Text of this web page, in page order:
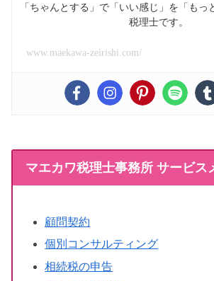
「ちゃんとする」で「いい感じ」を「もっ
税理士です。
www.maekawa-zeirishi.com/
マエカワ税理士事務所 サービス
顧問契約
個別コンサルティング
相続税の申告